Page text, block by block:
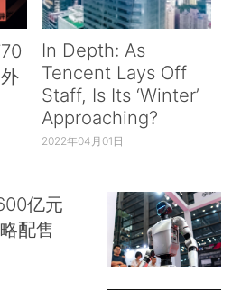
风险。例如，在2020年1
开始封锁武汉市并采取措施
其他地区。其他地区的制造
，尤其是那些没有及时意识
。由于来自中国的零部件短
传导的风险在一些自然灾害发
，2011年日本的地震和海啸以
几周内，疫情就迅速传播
In Depth: As
Tencent Lays Off
Staff, Is Its ‘Winter’
Approaching?
2022年04月01日
亿元
配售